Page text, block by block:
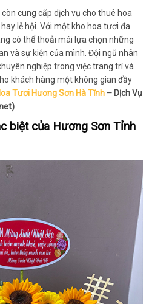
cung cấp dịch vụ cho thuê hoa
lễ hội. Với một kho hoa tươi đa
có thể thoải mái lựa chọn những
và sự kiện của mình. Đội ngũ nhân
nghiệp trong việc trang trí và
khách hàng một không gian đầy
Tươi Hương Sơn Hà Tĩnh – Dịch Vụ
biệt của Hương Sơn Tỉnh